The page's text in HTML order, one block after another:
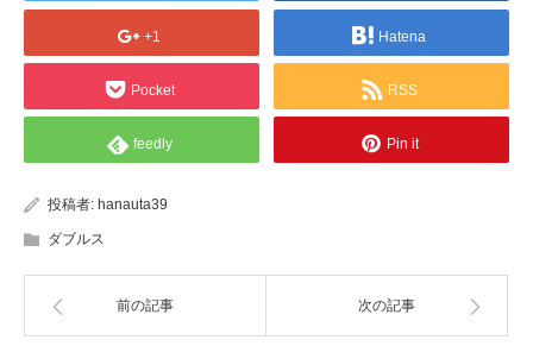
+1 Hatena
Pocket RSS
feedly Pin it
投稿者: hanauta39
ダブルス
前の記事 次の記事